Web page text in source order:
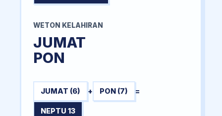
WETON KELAHIRAN
JUMAT
PON
JUMAT (6) + PON (7) =
NEPTU 13